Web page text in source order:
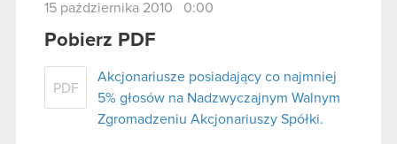
15 października 2010 0:00
Pobierz PDF
PDF
Akcjonariusze posiadający co najmniej
5% głosów na Nadzwyczajnym Walnym
Zgromadzeniu Akcjonariuszy Spółki.